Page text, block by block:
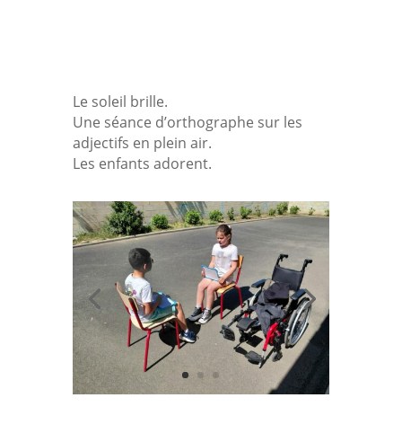
Le soleil brille.
Une séance d’orthographe sur les
adjectifs en plein air.
Les enfants adorent.